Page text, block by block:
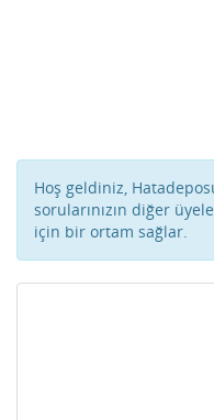
Hoş geldiniz,
sorularınızın diğer
için bir ortam sağlar.